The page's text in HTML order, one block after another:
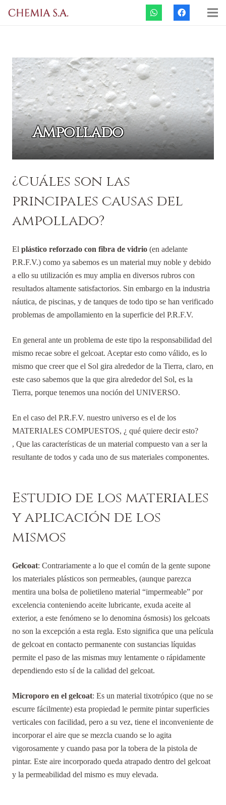
Ampollado
¿Cuáles son las
principales causas del
ampollado?
El plástico reforzado con fibra de vidrio (en adelante
P.R.F.V.) como ya sabemos es un material muy noble y debido
a ello su utilización es muy amplia en diversos rubros con
resultados altamente satisfactorios. Sin embargo en la industria
náutica, de piscinas, y de tanques de todo tipo se han verificado
problemas de ampollamiento en la superficie del P.R.F.V.
En general ante un problema de este tipo la responsabilidad del
mismo recae sobre el gelcoat. Aceptar esto como válido, es lo
mismo que creer que el Sol gira alrededor de la Tierra, claro, en
este caso sabemos que la que gira alrededor del Sol, es la
Tierra, porque tenemos una noción del UNIVERSO.
En el caso del P.R.F.V. nuestro universo es el de los
MATERIALES COMPUESTOS, ¿ qué quiere decir esto?
, Que las características de un material compuesto van a ser la
resultante de todos y cada uno de sus materiales componentes.
Estudio de los materiales
y aplicación de los
mismos
Gelcoat: Contrariamente a lo que el común de la gente supone
los materiales plásticos son permeables, (aunque parezca
mentira una bolsa de polietileno material “impermeable” por
excelencia conteniendo aceite lubricante, exuda aceite al
exterior, a este fenómeno se lo denomina ósmosis) los gelcoats
no son la excepción a esta regla. Esto significa que una película
de gelcoat en contacto permanente con sustancias líquidas
permite el paso de las mismas muy lentamente o rápidamente
dependiendo esto sí de la calidad del gelcoat.
Microporo en el gelcoat: Es un material tixotrópico (que no se
escurre fácilmente) esta propiedad le permite pintar superficies
verticales con facilidad, pero a su vez, tiene el inconveniente de
incorporar el aire que se mezcla cuando se lo agita
vigorosamente y cuando pasa por la tobera de la pistola de
pintar. Este aire incorporado queda atrapado dentro del gelcoat
y la permeabilidad del mismo es muy elevada.